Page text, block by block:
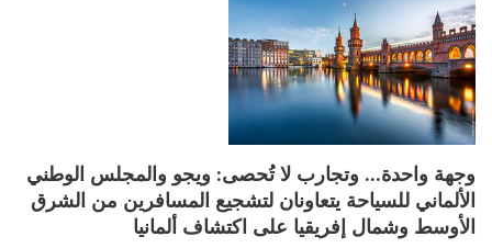
وجهة واحدة... وتجارب لا تُحصى: ويجو والمجلس الوطني
الألماني للسياحة يتعاونان لتشجيع المسافرين من الشرق
الأوسط وشمال إفريقيا على اكتشاف ألمانيا